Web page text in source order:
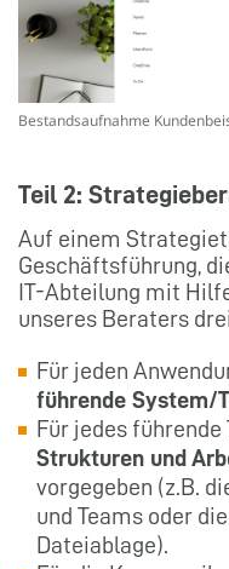
Bestandsaufnahme
Teil 2:
Auf einem
Geschäftsführung,
IT-Abteilung mit
unseres Beraters
Für jeden
führende System/
Für jedes führende
Strukturen und
vorgegeben (z.B.
und Teams oder
Dateiablage).